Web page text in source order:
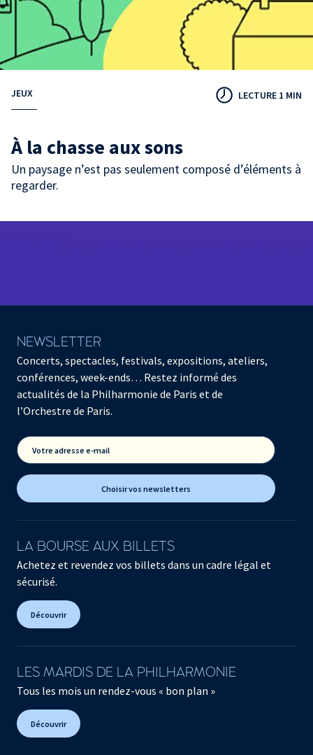
JEUX LECTURE 1 MIN
À la chasse aux sons
Un paysage n’est pas seulement composé d’éléments à
regarder.
NEWSLETTER
Concerts, spectacles, festivals, expositions, ateliers,
conférences, week-ends… Restez informé des
actualités de la Philharmonie de Paris et de
l’Orchestre de Paris.
Votre adresse e-mail
Choisir vos newsletters
LA BOURSE AUX BILLETS
Achetez et revendez vos billets dans un cadre légal et
sécurisé.
Découvrir
LES MARDIS DE LA PHILHARMONIE
Tous les mois un rendez-vous « bon plan »
Découvrir